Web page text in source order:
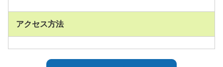
アクセス方法